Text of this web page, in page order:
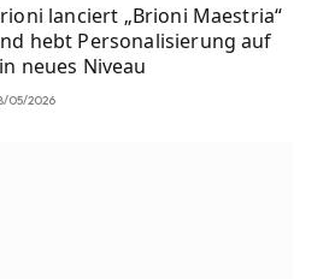
lanciert „Brioni Maestria“
hebt Personalisierung auf
neues Niveau
05/2026